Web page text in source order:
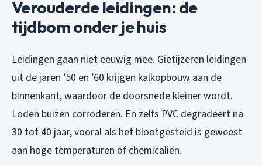
Verouderde leidingen: de
tijdbom onder je huis
Leidingen gaan niet eeuwig mee. Gietijzeren leidingen
uit de jaren ’50 en ’60 krijgen kalkopbouw aan de
binnenkant, waardoor de doorsnede kleiner wordt.
Loden buizen corroderen. En zelfs PVC degradeert na
30 tot 40 jaar, vooral als het blootgesteld is geweest
aan hoge temperaturen of chemicaliën.